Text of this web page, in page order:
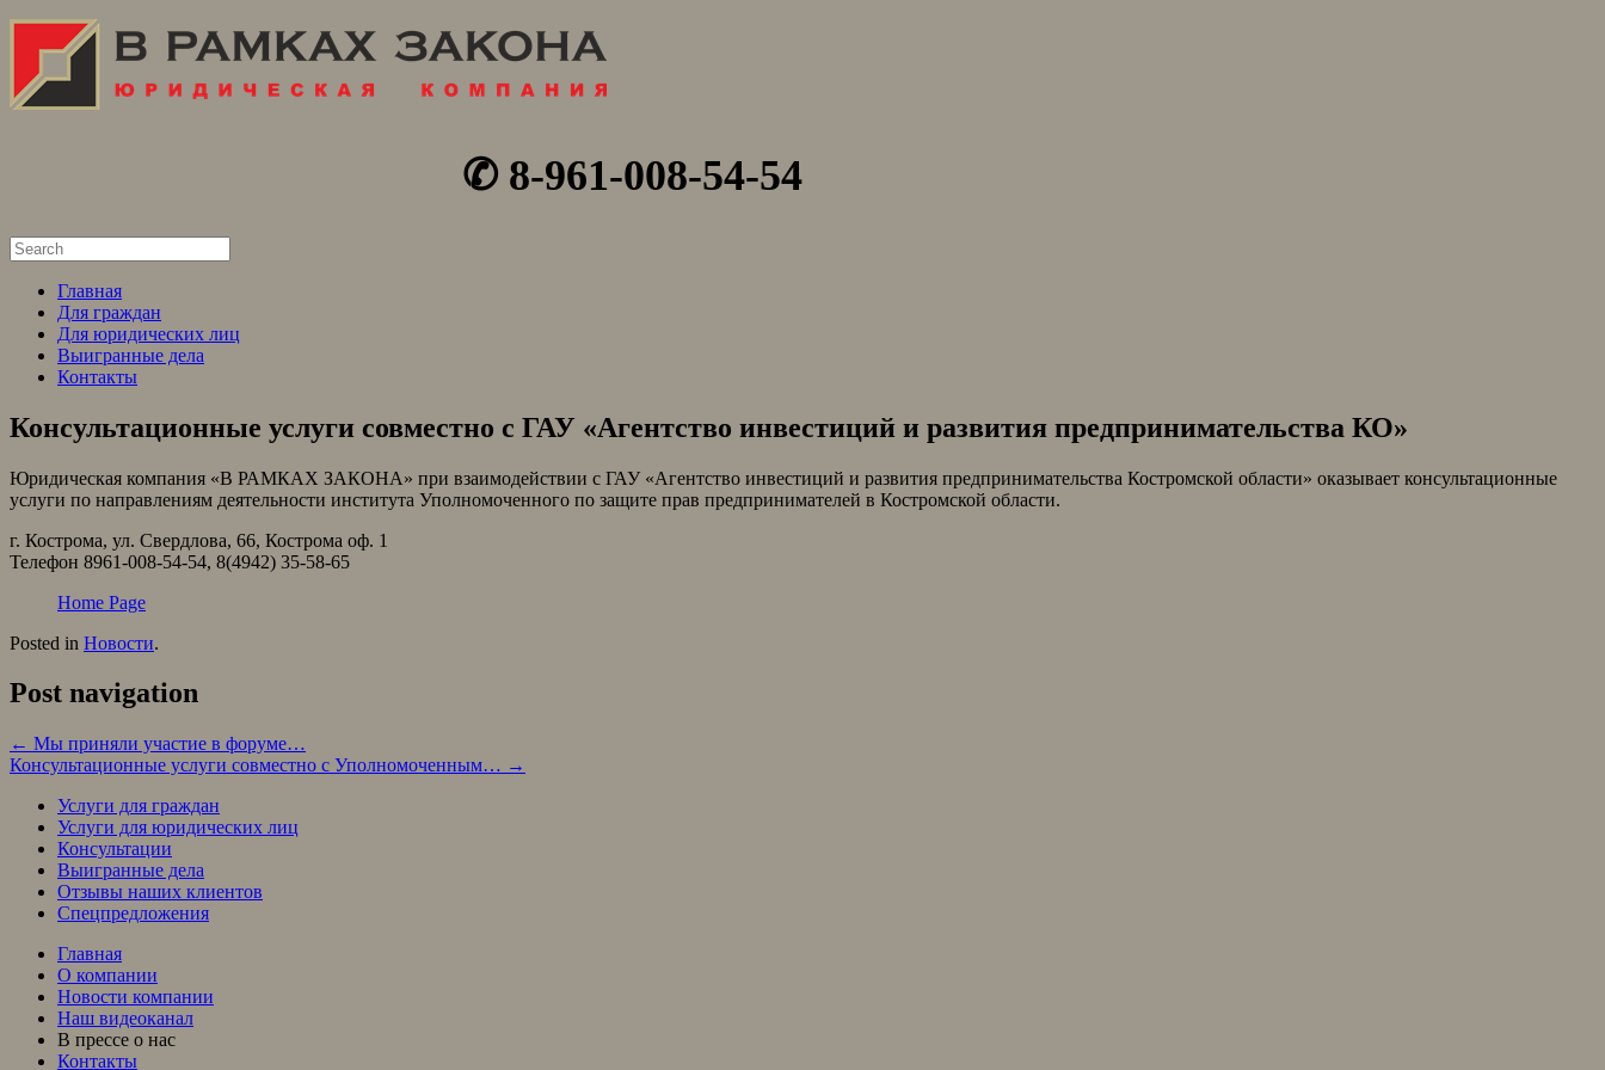
✆ 8-961-008-54-54
Search
for:
Главная
Для граждан
Для юридических лиц
Выигранные дела
Контакты
Консультационные услуги совместно с ГАУ «Агентство инвестиций и развития предпринимательства КО»
Юридическая компания «В РАМКАХ ЗАКОНА» при взаимодействии с ГАУ «Агентство инвестиций и развития предпринимательства Костромской области» оказывает консультационные
услуги по направлениям деятельности института Уполномоченного по защите прав предпринимателей в Костромской области.
г. Кострома, ул. Свердлова, 66, Кострома оф. 1
Телефон 8961-008-54-54, 8(4942) 35-58-65
Home Page
Posted in Новости.
Post navigation
← Мы приняли участие в форуме…
Консультационные услуги совместно с Уполномоченным… →
Услуги для граждан
Услуги для юридических лиц
Консультации
Выигранные дела
Отзывы наших клиентов
Спецпредложения
Главная
О компании
Новости компании
Наш видеоканал
В прессе о нас
Контакты